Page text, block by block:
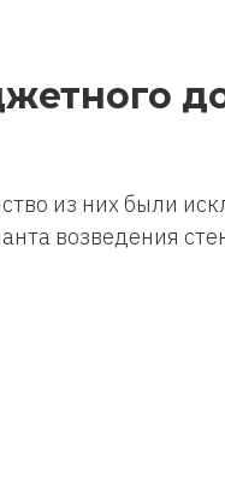
из них были
возведения